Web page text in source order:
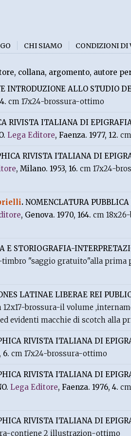
CHI SIAMO CONDIZIONI DI
collana, argomento, autore
INTRODUZIONE ALLO STUDIO
cm 17x24-brossura-ottimo
RIVISTA ITALIANA DI
Lega Editore, Faenza. 1977, 12.
RIVISTA ITALIANA DI
, Milano. 1953, 16. cm 17x24-
. NOMENCLATURA
, Genova. 1970, 164. cm
E STORIOGRAFIA-
timbro "saggio gratuito"alla prima
LATINAE LIBERAE REI
12x17-brossura-il volume
evidenti macchie di scotch alla
RIVISTA ITALIANA DI
6. cm 17x24-brossura-ottimo
RIVISTA ITALIANA DI
Lega Editore, Faenza. 1976, 4.
RIVISTA ITALIANA DI
contiene 2 illustrazion-ottimo